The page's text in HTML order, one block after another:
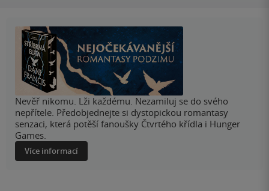
Nevěř nikomu. Lži každému. Nezamiluj se do svého
nepřítele. Předobjednejte si dystopickou romantasy
senzaci, která potěší fanoušky Čtvrtého křídla i Hunger
Games.
Více informací